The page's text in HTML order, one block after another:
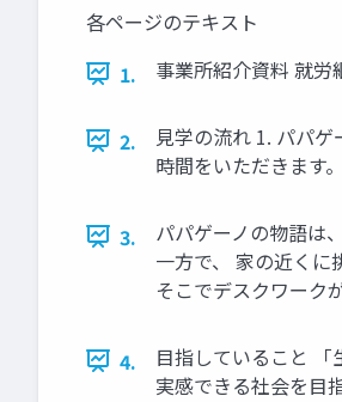
各ページのテキスト
1.
事業所紹介資料 就
2.
見学の流れ 1. パパ
時間をいただきます
3.
パパゲーノの物語は
一方で、 家の近くに
そこでデスクワーク
4.
目指していること
実感できる社会を目